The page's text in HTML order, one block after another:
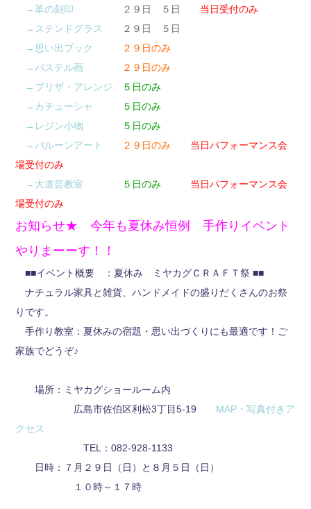
→革の刻印 ２９日 ５日 当日受付のみ
→ステンドグラス
２９日 ５日
→思い出ブック
２９日のみ
→パステル画
２９日のみ
→プリザ・アレンジ
５日のみ
→カチューシャ
５日のみ
→レジン小物
５日のみ
→バルーンアート
２９日のみ
当日パフォーマンス会
場受付のみ
→大道芸教室
５日のみ
当日パフォーマンス会
場受付のみ
お知らせ★ 今年も夏休み恒例 手作りイベント
やりまーーす！！
■■イベント概要 ：夏休み ミヤカグＣＲＡＦＴ祭 ■■
ナチュラル家具と雑貨、ハンドメイドの盛りだくさんのお祭
りです。
手作り教室：夏休みの宿題・思い出づくりにも最適です！ご
家族でどうぞ♪
場所：ミヤカグショールーム内
広島市佐伯区利松3丁目5-19
MAP・写真付きア
クセス
TEL：082-928-1133
日時：７月２９日（日）と８月５日（日）
１０時～１７時